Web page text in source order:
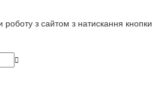
з сайтом з натискання кнопки